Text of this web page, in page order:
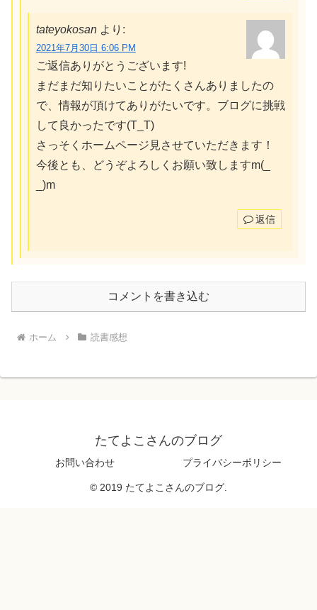
tateyokosan より:
2021年7月30日 6:06 PM
ご返信ありがとうございます!
まだまだ知りたいことがたくさんありましたの
で、情報が頂けてありがたいです。ブログに挑戦
して良かったです(T_T)
さっそくホームページ見させていただきます！
今後とも、どうぞよろしくお願い致しますm(_
_)m
返信
コメントを書き込む
ホーム 読書感想
たてよこさんのブログ
お問い合わせ プライバシーポリシー
© 2019 たてよこさんのブログ.